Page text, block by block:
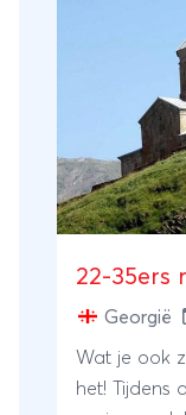
maakt de
voor
bergmeren,
dorpjes en
deze
het allemaal!
22-35ers
Georgië
Wat je ook
het! Tijdens